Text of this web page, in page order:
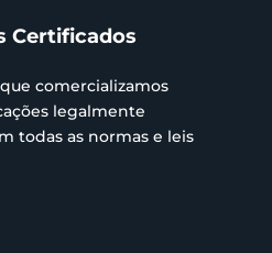
Certificados
comercializamos
legalmente
todas as normas e leis